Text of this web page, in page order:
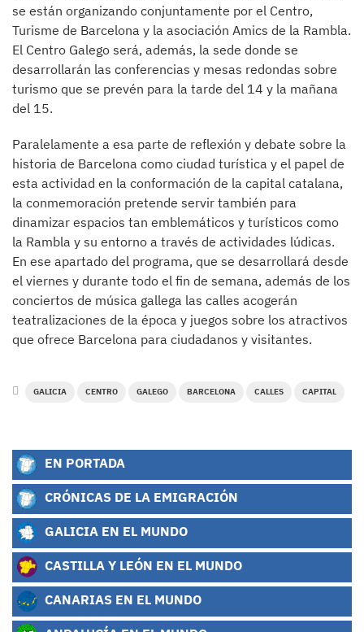
se están organizando conjuntamente por el Centro,
Turisme de Barcelona y la asociación Amics de la Rambla.
El Centro Galego será, además, la sede donde se
desarrollarán las conferencias y mesas redondas sobre
turismo que se prevén para la tarde del 14 y la mañana
del 15.
Paralelamente a esa parte de reflexión y debate sobre la
historia de Barcelona como ciudad turística y el papel de
esta actividad en la conformación de la capital catalana,
la conmemoración pretende servir también para
dinamizar espacios tan emblemáticos y turísticos como
la Rambla y su entorno a través de actividades lúdicas.
En ese apartado del programa, que se desarrollará desde
el viernes y durante todo el fin de semana, además de los
conciertos de música gallega las calles acogerán
teatralizaciones de la época y juegos sobre los atractivos
que ofrece Barcelona para ciudadanos y visitantes.
GALICIA CENTRO GALEGO BARCELONA CALLES CAPITAL
EN PORTADA
CRÓNICAS DE LA EMIGRACIÓN
GALICIA EN EL MUNDO
CASTILLA Y LEÓN EN EL MUNDO
CANARIAS EN EL MUNDO